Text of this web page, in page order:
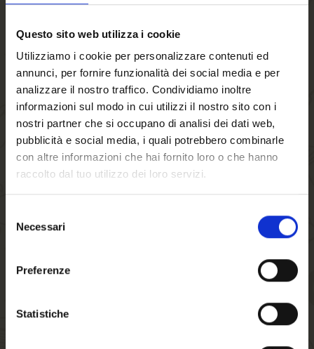
Questo sito web utilizza i cookie
Utilizziamo i cookie per personalizzare contenuti ed
annunci, per fornire funzionalità dei social media e per
analizzare il nostro traffico. Condividiamo inoltre
informazioni sul modo in cui utilizzi il nostro sito con i
nostri partner che si occupano di analisi dei dati web,
pubblicità e social media, i quali potrebbero combinarle
con altre informazioni che hai fornito loro o che hanno
raccolto dal tuo utilizzo dei loro servizi.
delNecessari
Preferenze
Statistiche